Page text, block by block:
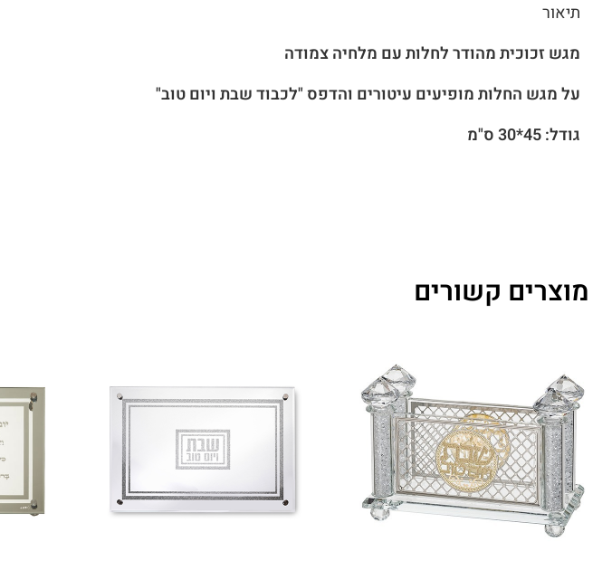
תיאור
מגש זכוכית מהודר לחלות עם מלחיה צמודה
על מגש החלות מופיעים עיטורים והדפס "לכבוד שבת ויום טוב"
גודל: 45*30 ס"מ
מוצרים קשורים